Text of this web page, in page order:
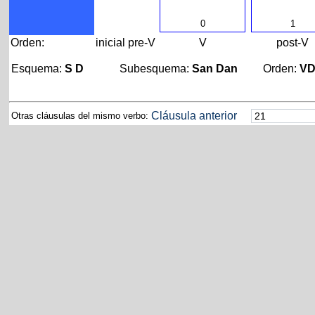
0 1
Orden: inicial pre-V V post-V
Esquema: S D Subesquema:San Dan Orden:
Otras cláusulas del mismo verbo: Cláusula anterior